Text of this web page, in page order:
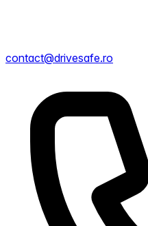
contact@drivesafe.ro